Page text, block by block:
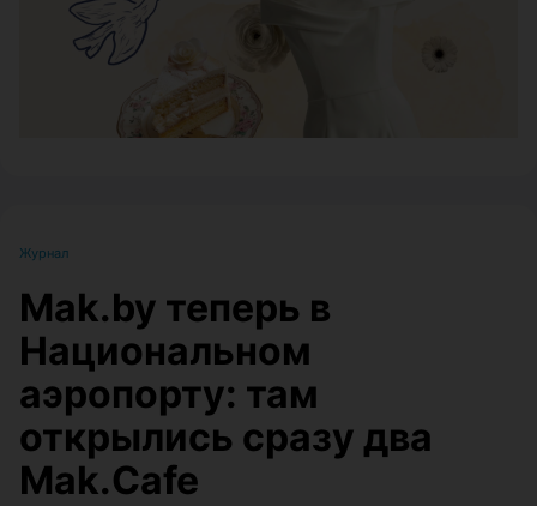
Журнал
Mak.by теперь в
Национальном
аэропорту: там
открылись сразу два
Mak.Cafe